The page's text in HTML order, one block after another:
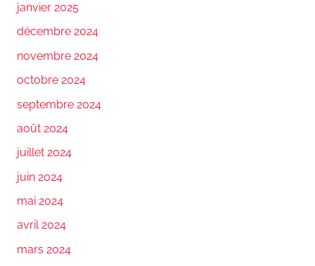
janvier 2025
décembre 2024
novembre 2024
octobre 2024
septembre 2024
août 2024
juillet 2024
juin 2024
mai 2024
avril 2024
mars 2024